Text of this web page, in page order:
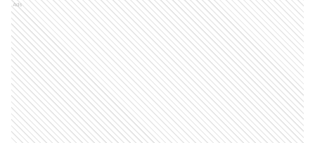
Ads